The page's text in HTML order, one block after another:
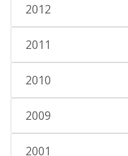
2012
2011
2010
2009
2001